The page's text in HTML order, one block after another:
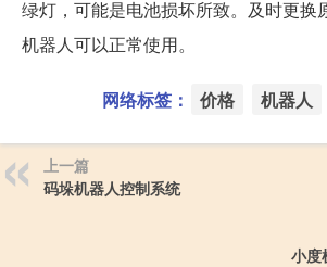
绿灯，可能是电池损坏所致。及时更换
机器人可以正常使用。
网络标签： 价格 机器人
上一篇
码垛机器人控制系统
小度